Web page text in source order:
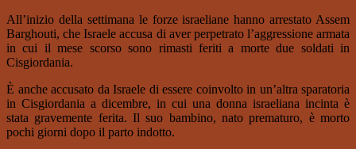
All’inizio della settimana le forze israeliane hanno arrestato Assem
Barghouti, che Israele accusa di aver perpetrato l’aggressione armata
in cui il mese scorso sono rimasti feriti a morte due soldati in
Cisgiordania.
È anche accusato da Israele di essere coinvolto in un’altra sparatoria
in Cisgiordania a dicembre, in cui una donna israeliana incinta è
stata gravemente ferita. Il suo bambino, nato prematuro, è morto
pochi giorni dopo il parto indotto.